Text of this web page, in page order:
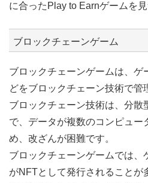
に合ったPlay to Earnゲームを
ブロックチェーンゲーム
ブロックチェーンゲームは、ゲ
どをブロックチェーン技術で管
ブロックチェーン技術は、分散
で、データが複数のコンピュー
め、改ざんが困難です。
ブロックチェーンゲームでは、
がNFTとして発行されることが